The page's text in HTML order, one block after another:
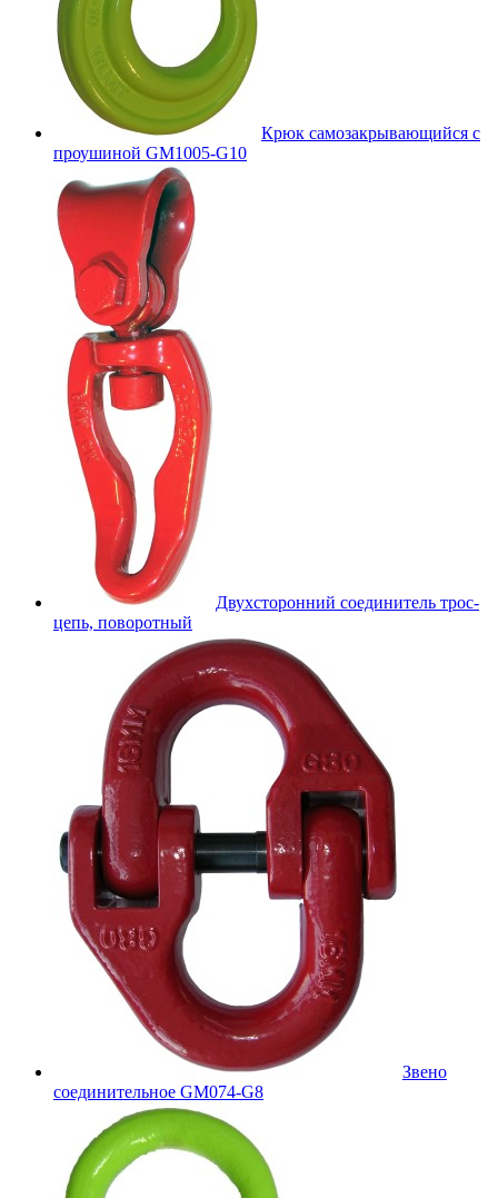
Крюк самозакрывающийся с
проушиной GM1005-G10
Двухсторонний соединитель трос-
цепь, поворотный
Звено
соединительное GM074-G8